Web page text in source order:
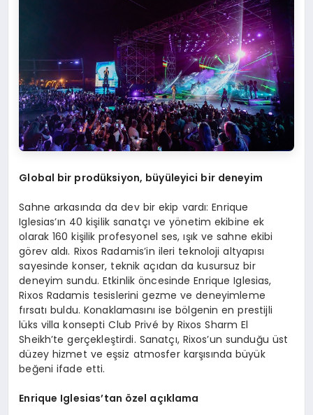
Global bir prodüksiyon, büyüleyici bir deneyim
Sahne arkasında da dev bir ekip vardı: Enrique
Iglesias’ın 40 kişilik sanatçı ve yönetim ekibine ek
olarak 160 kişilik profesyonel ses, ışık ve sahne ekibi
görev aldı. Rixos Radamis’in ileri teknoloji altyapısı
sayesinde konser, teknik açıdan da kusursuz bir
deneyim sundu. Etkinlik öncesinde Enrique Iglesias,
Rixos Radamis tesislerini gezme ve deneyimleme
fırsatı buldu. Konaklamasını ise bölgenin en prestijli
lüks villa konsepti Club Privé by Rixos Sharm El
Sheikh’te gerçekleştirdi. Sanatçı, Rixos’un sunduğu üst
düzey hizmet ve eşsiz atmosfer karşısında büyük
beğeni ifade etti.
Enrique Iglesias’tan özel açıklama